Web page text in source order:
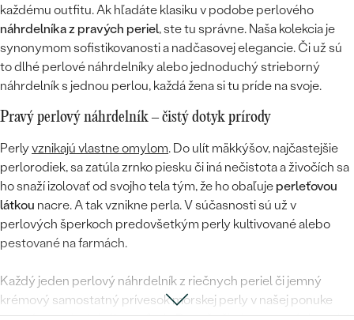
každému outfitu. Ak hľadáte klasiku v podobe perlového
náhrdelníka z pravých periel, ste tu správne. Naša kolekcia je
synonymom sofistikovanosti a nadčasovej elegancie. Či už sú
to dlhé perlové náhrdelníky alebo jednoduchý strieborný
náhrdelník s jednou perlou, každá žena si tu príde na svoje.
Pravý perlový náhrdelník – čistý dotyk prírody
Perlyvznikajú vlastne omylom. Do ulít mäkkýšov, najčastejšie
perlorodiek, sa zatúla zrnko piesku či iná nečistota a živočích sa
ho snaží izolovať od svojho tela tým, že ho obaľuje perleťovou
látkou nacre. A tak vznikne perla. V súčasnosti sú už v
perlových šperkoch predovšetkým perly kultivované alebo
pestované na farmách.
Každý jeden perlový náhrdelník z riečnych periel či jemný
krémový samostatný prívesok morskej perly v našej ponuke